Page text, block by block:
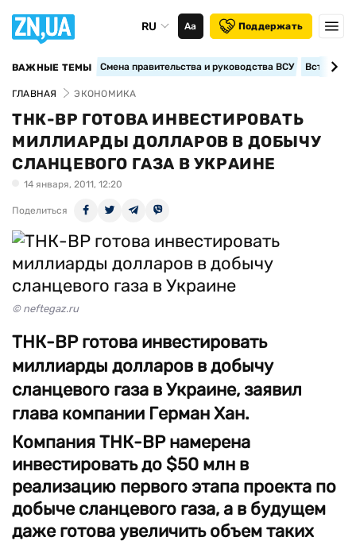
RU Аа Поддержать
ВАЖНЫЕ ТЕМЫ Смена правительства и руководства ВСУ
ГЛАВНАЯ ЭКОНОМИКА
ТНК-ВР ГОТОВА ИНВЕСТИРОВАТЬ
МИЛЛИАРДЫ ДОЛЛАРОВ В ДОБЫЧУ
СЛАНЦЕВОГО ГАЗА В УКРАИНЕ
14 января, 2011, 12:20
Поделиться
© neftegaz.ru
ТНК-ВР готова инвестировать
миллиарды долларов в добычу
сланцевого газа в Украине, заявил
глава компании Герман Хан.
Компания ТНК-ВР намерена
инвестировать до $50 млн в
реализацию первого этапа проекта по
добыче сланцевого газа, а в будущем
даже готова увеличить объем таких